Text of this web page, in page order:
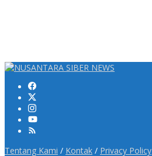
Tentang Kami / Kontak / Privacy Policy